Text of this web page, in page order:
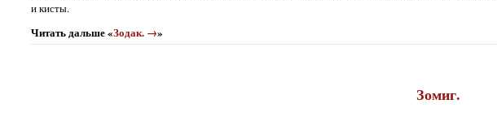
и кисты.
Читать дальше «Зодак. →»
Зомиг.